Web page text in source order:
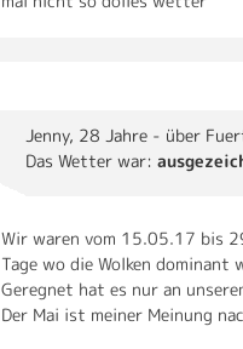
Jenny, 28 Jahre - über
Das Wetter war:
Wir waren vom 15.05.17 bis
Tage wo die Wolken dominant
Geregnet hat es nur an
Der Mai ist meiner Meinung